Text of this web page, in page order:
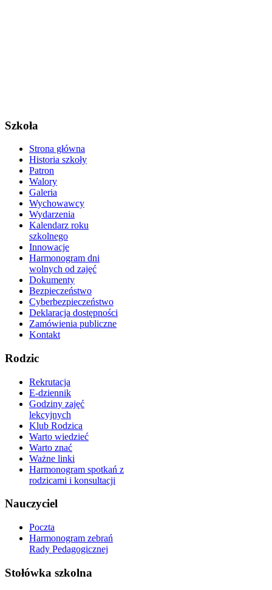
Szkoła
Strona główna
Historia szkoły
Patron
Walory
Galeria
Wychowawcy
Wydarzenia
Kalendarz roku
szkolnego
Innowacje
Harmonogram dni
wolnych od zajęć
Dokumenty
Bezpieczeństwo
Cyberbezpieczeństwo
Deklaracja dostępności
Zamówienia publiczne
Kontakt
Rodzic
Rekrutacja
E-dziennik
Godziny zajęć
lekcyjnych
Klub Rodzica
Warto wiedzieć
Warto znać
Ważne linki
Harmonogram spotkań z
rodzicami i konsultacji
Nauczyciel
Poczta
Harmonogram zebrań
Rady Pedagogicznej
Stołówka szkolna